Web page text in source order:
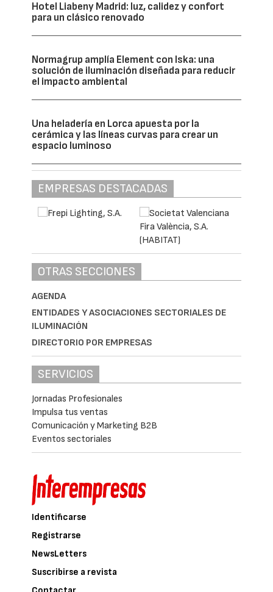
Hotel Liabeny Madrid: luz, calidez y confort
para un clásico renovado
Normagrup amplía Element con Iska: una
solución de iluminación diseñada para reducir
el impacto ambiental
Una heladería en Lorca apuesta por la
cerámica y las líneas curvas para crear un
espacio luminoso
EMPRESAS DESTACADAS
OTRAS SECCIONES
AGENDA
ENTIDADES Y ASOCIACIONES SECTORIALES DE
ILUMINACIÓN
DIRECTORIO POR EMPRESAS
SERVICIOS
Jornadas Profesionales
Impulsa tus ventas
Comunicación y Marketing B2B
Eventos sectoriales
Identificarse
Registrarse
NewsLetters
Suscribirse a revista